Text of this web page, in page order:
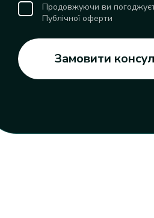
Продовжуючи ви
Публічної оферти
Замовити